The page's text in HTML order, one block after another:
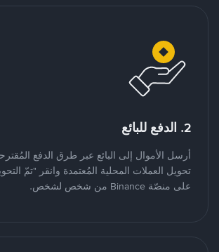
2. الدفع للبائع
أرسل الأموال إلى البائع عبر طرق الدفع
تحويل العملات المحلية المُعتمدة وانقر "تمّ
على منصّة Binance من شخص لشخص.